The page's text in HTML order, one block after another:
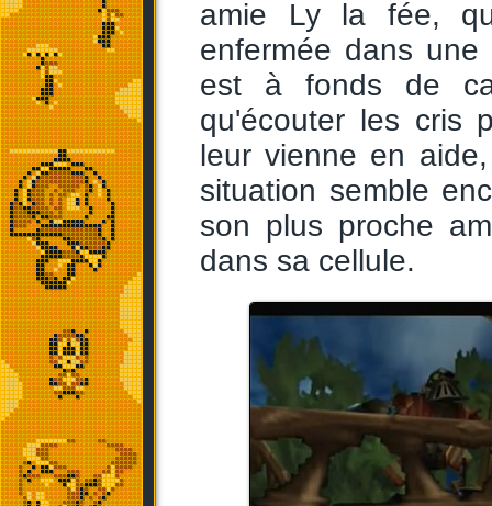
amie Ly la fée,
enfermée dans
est à fonds de
qu'écouter les cris
leur vienne en
situation semble
son plus proche
dans sa cellule.